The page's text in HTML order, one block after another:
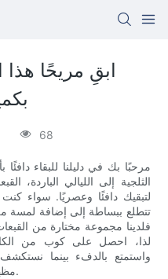
ابقِ مريحًا
68
مرحبًا بك في دليلنا للبقاء
الثلجية إلى الليالي الباردة،
لتبقيك دافئًا وعصريًا. سواء
تتطلع ببساطة إلى إضافة لمسة
فلدينا مجموعة مختارة من
لذا، احصل على كوب من
واستمتع بالدفء بينما
مظهرك وشعورك بالروعة طوال الموسم.